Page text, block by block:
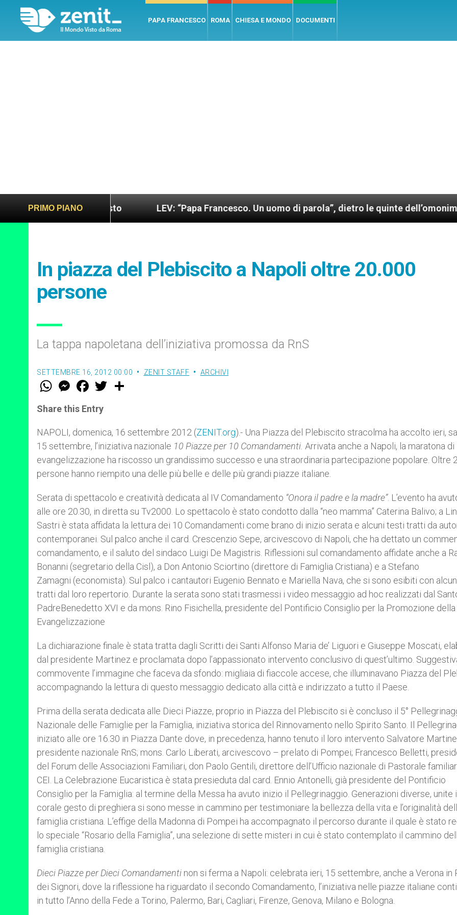
PAPA FRANCESCO ROMA CHIESA E MONDO DOCUMENTI
PRIMO PIANO
più sano e giusto LEV: “Papa Francesco. Un uomo di parola”, dietro le quinte dell’omonimo film di
In piazza del Plebiscito a Napoli oltre 20.000
persone
La tappa napoletana dell’iniziativa promossa da RnS
SETTEMBRE 16, 2012 00:00 ZENIT STAFF ARCHIVI
W
t
s
p
p
M
e
s
e
g
e
r
F
a
e
b
o
k
w
r
Share this Entry
NAPOLI, domenica, 16 settembre 2012 (ZENIT.org).- Una Piazza del Plebiscito stracolma ha accolto ieri,
15 settembre, l’iniziativa nazionale 10 Piazze per 10 Comandamenti. Arrivata anche a Napoli, la maratona di
evangelizzazione ha riscosso un grandissimo successo e una straordinaria partecipazione popolare. Oltre
persone hanno riempito una delle più belle e delle più grandi piazze italiane.
Serata di spettacolo e creatività dedicata al IV Comandamento “Onora il padre e la madre”. L’evento ha
alle ore 20.30, in diretta su Tv2000. Lo spettacolo è stato condotto dalla “neo mamma” Caterina Balivo; a
Sastri è stata affidata la lettura dei 10 Comandamenti come brano di inizio serata e alcuni testi tratti da
contemporanei. Sul palco anche il card. Crescenzio Sepe, arcivescovo di Napoli, che ha dettato un
comandamento, e il saluto del sindaco Luigi De Magistris. Riflessioni sul comandamento affidate anche a
Bonanni (segretario della Cisl), a Don Antonio Sciortino (direttore di Famiglia Cristiana) e a Stefano
Zamagni (economista). Sul palco i cantautori Eugenio Bennato e Mariella Nava, che si sono esibiti con
tratti dal loro repertorio. Durante la serata sono stati trasmessi i video messaggio ad hoc realizzati dal
PadreBenedetto XVI e da mons. Rino Fisichella, presidente del Pontificio Consiglio per la Promozione
Evangelizzazione
La dichiarazione finale è stata tratta dagli Scritti dei Santi Alfonso Maria de’ Liguori e Giuseppe Moscati,
dal presidente Martinez e proclamata dopo l’appassionato intervento conclusivo di quest’ultimo.
commovente l’immagine che faceva da sfondo: migliaia di fiaccole accese, che illuminavano Piazza del
accompagnando la lettura di questo messaggio dedicato alla città e indirizzato a tutto il Paese.
Prima della serata dedicata alle Dieci Piazze, proprio in Piazza del Plebiscito si è concluso il 5°
Nazionale delle Famiglie per la Famiglia, iniziativa storica del Rinnovamento nello Spirito Santo. Il
iniziato alle ore 16.30 in Piazza Dante dove, in precedenza, hanno tenuto il loro intervento Salvatore
presidente nazionale RnS; mons. Carlo Liberati, arcivescovo – prelato di Pompei; Francesco Belletti,
del Forum delle Associazioni Familiari, don Paolo Gentili, direttore dell’Ufficio nazionale di Pastorale
CEI. La Celebrazione Eucaristica è stata presieduta dal card. Ennio Antonelli, già presidente del Pontificio
Consiglio per la Famiglia: al termine della Messa ha avuto inizio il Pellegrinaggio. Generazioni diverse, unite
corale gesto di preghiera si sono messe in cammino per testimoniare la bellezza della vita e l’originalità
famiglia cristiana. L’effige della Madonna di Pompei ha accompagnato il percorso durante il quale è stato
lo speciale “Rosario della Famiglia”, una selezione di sette misteri in cui è stato contemplato il cammino
famiglia cristiana.
Dieci Piazze per Dieci Comandamenti non si ferma a Napoli: celebrata ieri, 15 settembre, anche a Verona in
dei Signori, dove la riflessione ha riguardato il secondo Comandamento, l’iniziativa nelle piazze italiane
in tutto l’Anno della Fede a Torino, Palermo, Bari, Cagliari, Firenze, Genova, Milano e Bologna.